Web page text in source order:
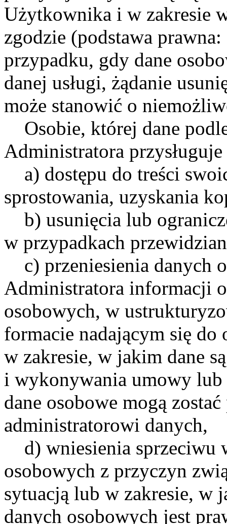
Użytkownika i w zakresie
zgodzie (podstawa
przypadku, gdy dane
danej usługi, żądanie
może stanowić o
Osobie, której dane
Administratora
a) dostępu do treści
sprostowania, uzyskania
b) usunięcia lub
w przypadkach
c) przeniesienia danych
Administratora informacji
osobowych, w
formacie nadającym się do
w zakresie, w jakim dane
i wykonywania umowy lub
dane osobowe mogą
administratorowi danych,
d) wniesienia sprzeciwu
osobowych z przyczyn
sytuacją lub w zakresie, w
danych osobowych jest